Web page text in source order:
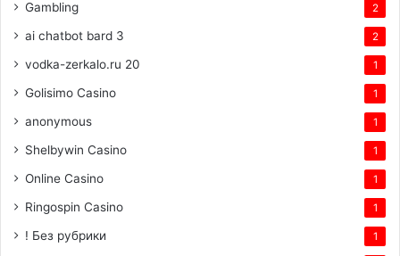
Gambling 2
ai chatbot bard 3 2
vodka-zerkalo.ru 20 1
Golisimo Casino 1
anonymous 1
Shelbywin Casino 1
Online Casino 1
Ringospin Casino 1
! Без рубрики 1